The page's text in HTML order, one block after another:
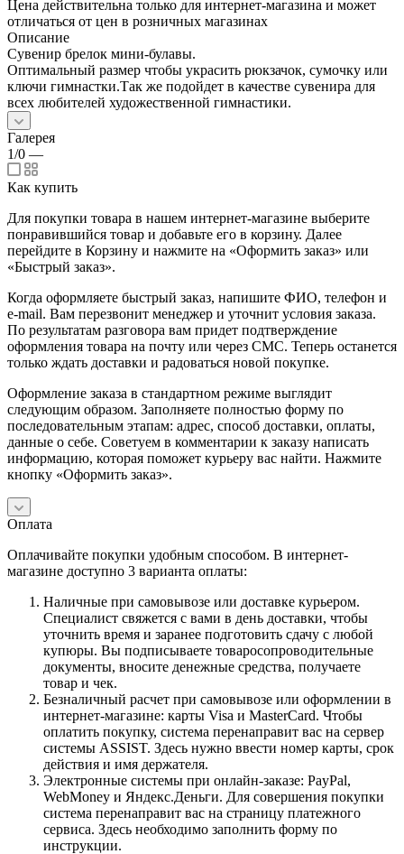
Цена действительна только для интернет-магазина и может
отличаться от цен в розничных магазинах
Описание
Сувенир брелок мини-булавы.
Оптимальный размер чтобы украсить рюкзачок, сумочку или
ключи гимнастки.Так же подойдет в качестве сувенира для
всех любителей художественной гимнастики.
Галерея
1/0 —
Как купить
Для покупки товара в нашем интернет-магазине выберите
понравившийся товар и добавьте его в корзину. Далее
перейдите в Корзину и нажмите на «Оформить заказ» или
«Быстрый заказ».
Когда оформляете быстрый заказ, напишите ФИО, телефон и
e-mail. Вам перезвонит менеджер и уточнит условия заказа.
По результатам разговора вам придет подтверждение
оформления товара на почту или через СМС. Теперь останется
только ждать доставки и радоваться новой покупке.
Оформление заказа в стандартном режиме выглядит
следующим образом. Заполняете полностью форму по
последовательным этапам: адрес, способ доставки, оплаты,
данные о себе. Советуем в комментарии к заказу написать
информацию, которая поможет курьеру вас найти. Нажмите
кнопку «Оформить заказ».
Оплата
Оплачивайте покупки удобным способом. В интернет-
магазине доступно 3 варианта оплаты:
Наличные при самовывозе или доставке курьером.
Специалист свяжется с вами в день доставки, чтобы
уточнить время и заранее подготовить сдачу с любой
купюры. Вы подписываете товаросопроводительные
документы, вносите денежные средства, получаете
товар и чек.
Безналичный расчет при самовывозе или оформлении в
интернет-магазине: карты Visa и MasterCard. Чтобы
оплатить покупку, система перенаправит вас на сервер
системы ASSIST. Здесь нужно ввести номер карты, срок
действия и имя держателя.
Электронные системы при онлайн-заказе: PayPal,
WebMoney и Яндекс.Деньги. Для совершения покупки
система перенаправит вас на страницу платежного
сервиса. Здесь необходимо заполнить форму по
инструкции.